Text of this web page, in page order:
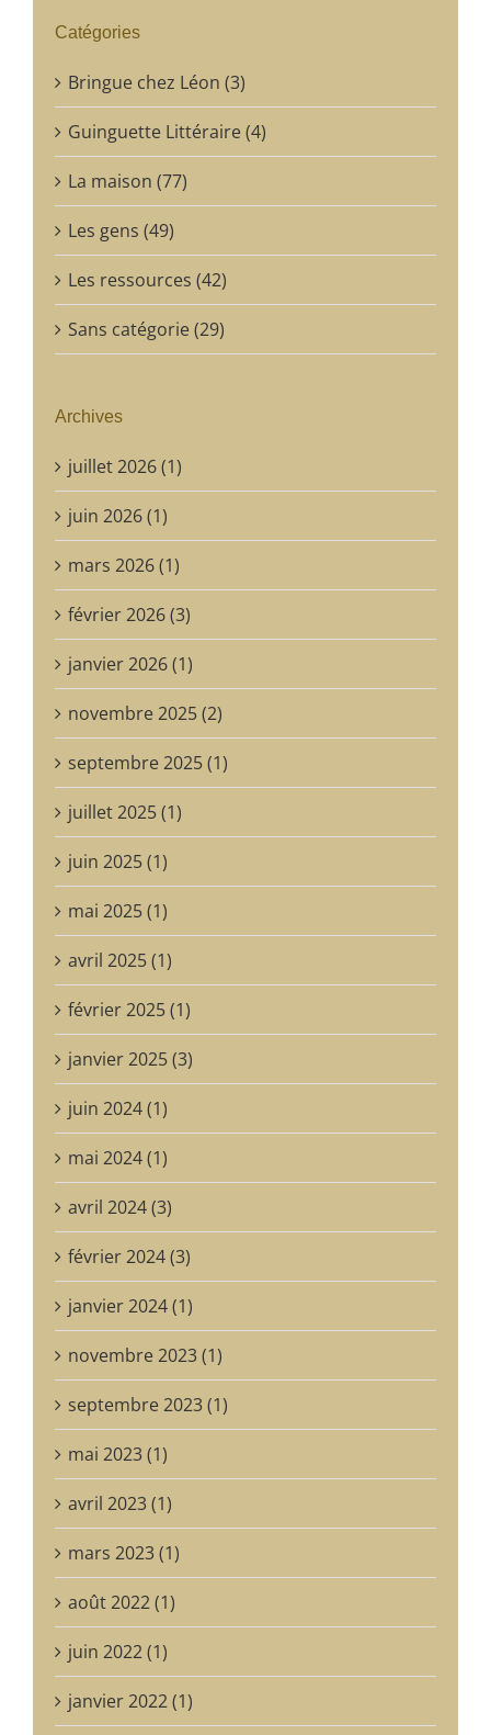
Catégories
Bringue chez Léon (3)
Guinguette Littéraire (4)
La maison (77)
Les gens (49)
Les ressources (42)
Sans catégorie (29)
Archives
juillet 2026 (1)
juin 2026 (1)
mars 2026 (1)
février 2026 (3)
janvier 2026 (1)
novembre 2025 (2)
septembre 2025 (1)
juillet 2025 (1)
juin 2025 (1)
mai 2025 (1)
avril 2025 (1)
février 2025 (1)
janvier 2025 (3)
juin 2024 (1)
mai 2024 (1)
avril 2024 (3)
février 2024 (3)
janvier 2024 (1)
novembre 2023 (1)
septembre 2023 (1)
mai 2023 (1)
avril 2023 (1)
mars 2023 (1)
août 2022 (1)
juin 2022 (1)
janvier 2022 (1)